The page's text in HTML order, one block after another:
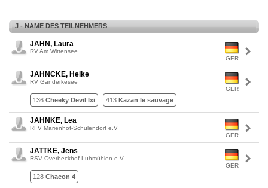
J - NAME DES TEILNEHMERS
GER
JAHN, Laura
RV Am Wittensee
GER
JAHNCKE, Heike
RV Ganderkesee
136 Cheeky Devil Ixi 413 Kazan le sauvage
GER
JAHNKE, Lea
RFV Marienhof-Schulendorf e.V
GER
JATTKE, Jens
RSV Overbeckhof-Luhmühlen e.V.
128 Chacon 4